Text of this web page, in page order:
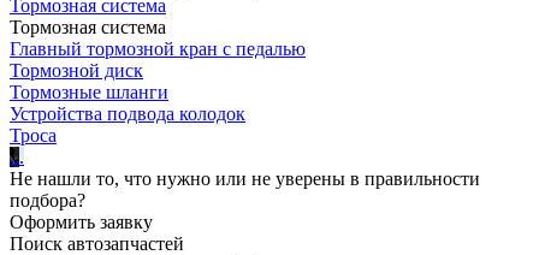
Тормозная система
Тормозная система
Главный тормозной кран с педалью
Тормозной диск
Тормозные шланги
Устройства подвода колодок
Троса
...
Не нашли то, что нужно или не уверены в правильности
подбора?
Оформить заявку
Поиск автозапчастей